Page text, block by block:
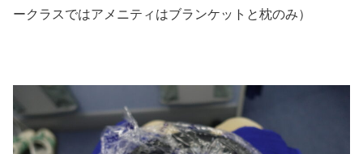
ークラスではアメニティはブランケットと枕のみ）